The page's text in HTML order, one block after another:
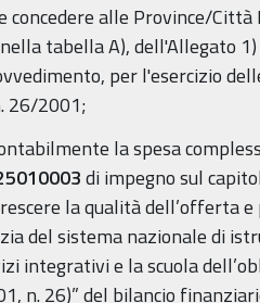
concedere alle Province/
tabella A), dell'Allegato
per l'esercizio
26/2001;
la spesa
di impegno sul
la qualità dell’offerta
del sistema nazionale di
integrativi e la scuola
n. 26)” del bilancio